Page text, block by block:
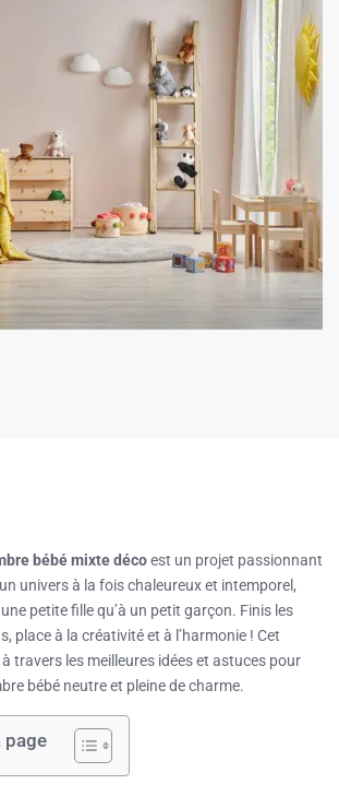
bébé mixte décoest un projet passionnant
univers à la fois chaleureux et intemporel,
petite fille qu’à un petit garçon. Finis les
place à la créativité et à l’harmonie ! Cet
travers les meilleures idées et astuces pour
bébé neutre et pleine de charme.
page